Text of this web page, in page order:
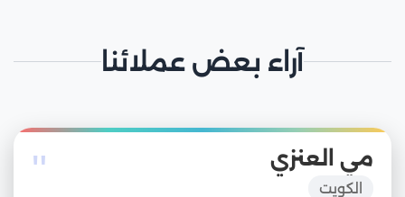
آراء بعض عملائنا
" مي العنزي
الكويت